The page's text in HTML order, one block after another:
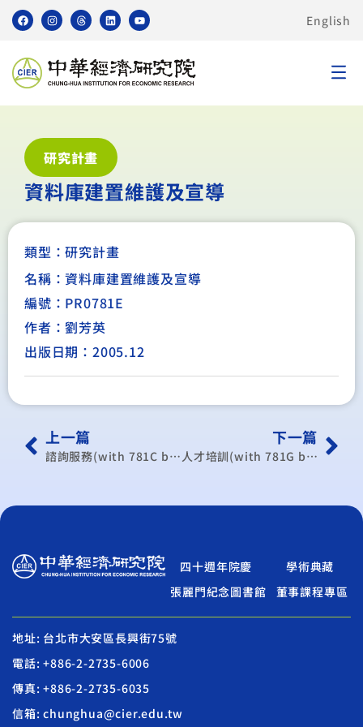
English
研究計畫
資料庫建置維護及宣導
類型：研究計畫
名稱：資料庫建置維護及宣導
編號：PR0781E
作者：劉芳英
出版日期：2005.12
上一篇
諮詢服務(with 781C bound in 1)
下一篇
人才培訓(with 781G bound in 1)
四十週年院慶
學術典藏
張麗門紀念圖書館
董事課程專區
地址: 台北市大安區長興街75號
電話: +886-2-2735-6006
傳真: +886-2-2735-6035
信箱: chunghua@cier.edu.tw